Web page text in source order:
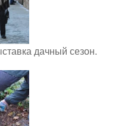
дачный сезон.